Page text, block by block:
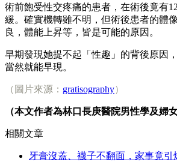
術前飽受性交疼痛的患者，在術後竟有
緩。確實機轉雖不明，但術後患者的體
良，體能上昇等，皆是可能的原因。
早期發現她提不起「性趣」的背後原因
當然就能早現。
（圖片來源： gratisography）
（本文作者為林口長庚醫院男性學及婦
相關文章
牙膏沒蓋、襪子不翻面，家事竟